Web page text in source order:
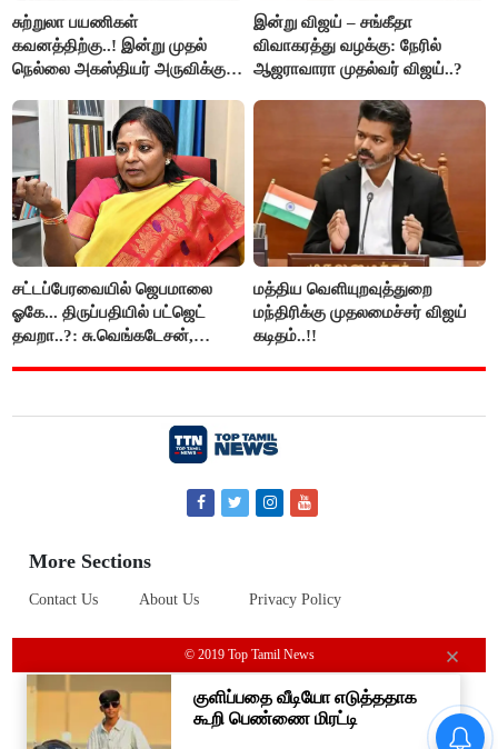
சுற்றுலா பயணிகள்
கவனத்திற்கு..! இன்று முதல்
நெல்லை அகஸ்தியர் அருவிக்கு
இன்று விஜய் – சங்கீதா
விவாகரத்து வழக்கு: நேரில்
ஆஜராவாரா முதல்வர் விஜய்..?
சட்டப்பேரவையில் ஜெபமாலை
ஓகே... திருப்பதியில் பட்ஜெட்
தவறா..?: சு.வெங்கடேசன்,
மத்திய வெளியுறவுத்துறை
மந்திரிக்கு முதலமைச்சர் விஜய்
கடிதம்..!!
More Sections
Contact Us About Us Privacy Policy
© 2019 Top Tamil News
டாஸ்மாக் கடைகளில் போலீஸ்